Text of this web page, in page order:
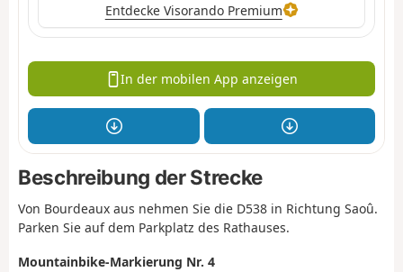
Entdecke Visorando Premium
In der mobilen App anzeigen
Beschreibung der Strecke
Von Bourdeaux aus nehmen Sie die D538 in Richtung Saoû.
Parken Sie auf dem Parkplatz des Rathauses.
Mountainbike-Markierung Nr. 4